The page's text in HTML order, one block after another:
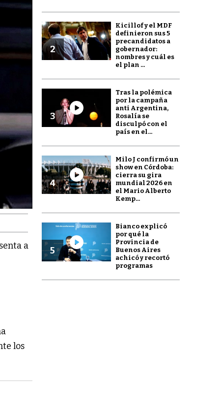
a
los
2
Kicillof y el MDF
definieron sus 5
precandidatos a
gobernador:
nombres y cuál es
el plan ...
3
Tras la polémica
por la campaña
anti Argentina,
Rosalía se
disculpó con el
país en el...
4
Milo J confirmó un
show en Córdoba:
cierra su gira
mundial 2026 en
el Mario Alberto
Kemp...
5
Bianco explicó
por qué la
Provincia de
Buenos Aires
achicó y recortó
programas